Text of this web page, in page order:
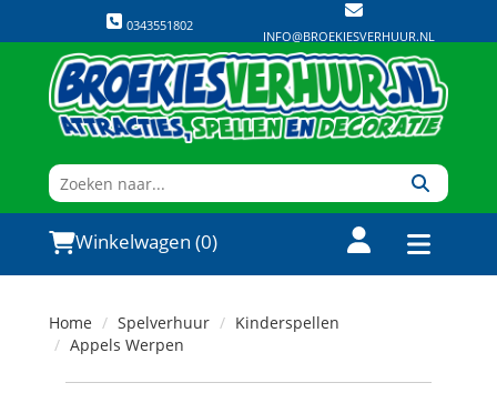
0343551802
INFO@BROEKIESVERHUUR.NL
Winkelwagen (0)
Home Spelverhuur
Kinderspellen
Appels Werpen